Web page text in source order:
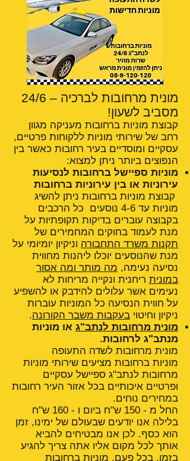
מונית מרחובות לברכיה – 24/6
מסביב לשעון!
קבוצת מוניות ברחובות מעניקה מגוון
רחב של שירותי מוניות ללקוחות פרטיים,
עסקיים ומוסדיים בעיר רחובות כאשר בין
הנפוצים ביותר ניתן למצוא:
מוניות ספיישל ברחובות לנסיעות
עירוניות או בין עירוניות ברחובות
קבוצת מוניות ברחובות ניתן להשיג
מוניות עד 4-6 נוסעים כל הרכבים
בקבוצה עוברים בדיקות תקופתיות על
מנת לעמוד בחוקים המחמירים של
תקנות משרד התחבורה וניקיון יומיומי על
מנת שהנוסעים יוכלו ליהנות מחווית
נסיעה נעימה, מה מותר ומה אסור
במונית ריחנית ונקייה מריחות לא
נעימים אשר עלולים להידבק או להשפיע
על חווית הנסיעה כל המוניות עוברות
ניקיון וחיטוי בעקבות משבר הקורונה.
מונית מרחובות לנתב"ג או מוניות
מנתב"ג לרחובות.
מונית מרחובות לשדה התעופה
מוניות ברחובות מציעים שירותי מוניות
מרחובות לנתב"ג ספיישל עסקיים
ופרטיים איכותיים בכל אזור העיר רחובות
במחירים נוחים.
החל מ - 150 ש"ח ביום ו - 160 ש"ח
בלילה אנו יודעים שבעולם של ימינו, זמן
הוא כסף. לכן אנו מבטיחים להביא
אותך לכל מקום אליו אתה צריך להגיע
בזמן, בכל פעם. מוניות ברחובות